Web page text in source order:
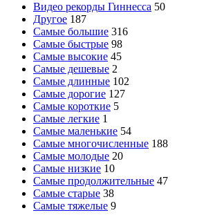
Видео рекорды Гиннесса 50
Другое 187
Самые большие 316
Самые быстрые 98
Самые высокие 45
Самые дешевые 2
Самые длинные 102
Самые дорогие 127
Самые короткие 5
Самые легкие 1
Самые маленькие 54
Самые многочисленные 188
Самые молодые 20
Самые низкие 10
Самые продолжительные 47
Самые старые 38
Самые тяжелые 9